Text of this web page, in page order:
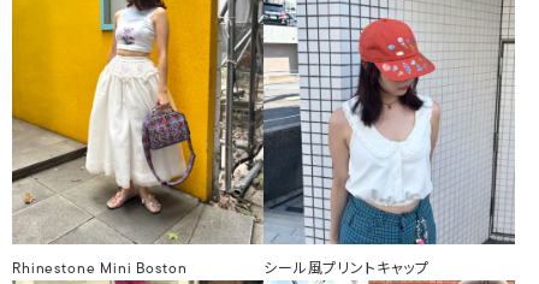
Rhinestone Mini Boston シール風プリントキャップ